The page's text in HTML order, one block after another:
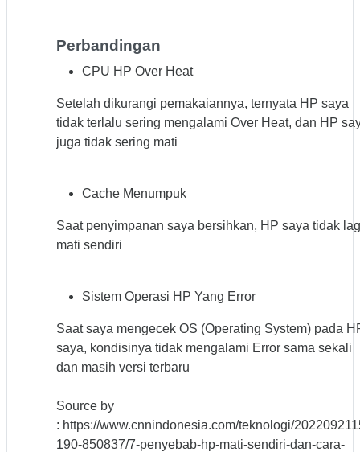
Perbandingan
CPU HP Over Heat
Setelah dikurangi pemakaiannya, ternyata HP saya
tidak terlalu sering mengalami Over Heat, dan HP
juga tidak sering mati
Cache Menumpuk
Saat penyimpanan saya bersihkan, HP saya tidak
mati sendiri
Sistem Operasi HP Yang Error
Saat saya mengecek OS (Operating System) pada
saya, kondisinya tidak mengalami Error sama sekali
dan masih versi terbaru
Source by
: https://www.cnnindonesia.com/teknologi/
190-850837/7-penyebab-hp-mati-sendiri-dan-cara-